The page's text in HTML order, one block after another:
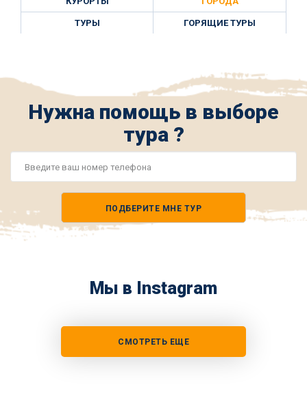
ТУРЫ ГОРЯЩИЕ ТУРЫ
Нужна помощь в выборе
тура ?
ПОДБЕРИТЕ МНЕ ТУР
Мы в Instagram
СМОТРЕТЬ ЕЩЕ